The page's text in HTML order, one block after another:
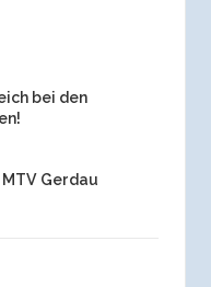
bei den
Gerdau